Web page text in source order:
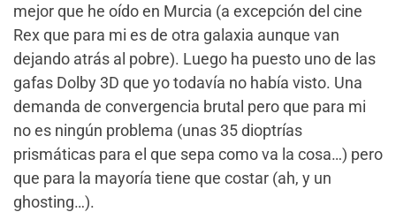
mejor que he oído en Murcia (a excepción del cine
Rex que para mi es de otra galaxia aunque van
dejando atrás al pobre). Luego ha puesto uno de las
gafas Dolby 3D que yo todavía no había visto. Una
demanda de convergencia brutal pero que para mi
no es ningún problema (unas 35 dioptrías
prismáticas para el que sepa como va la cosa…) pero
que para la mayoría tiene que costar (ah, y un
ghosting…).